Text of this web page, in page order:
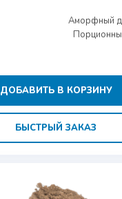
Аморфный
ДОБАВИТЬ В КОРЗИНУ
БЫСТРЫЙ ЗАКАЗ